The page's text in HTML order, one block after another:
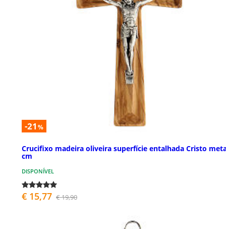
-21 %
Crucifixo madeira oliveira superfície entalhada Cristo
cm
DISPONÍVEL
€ 15,77 € 19,90